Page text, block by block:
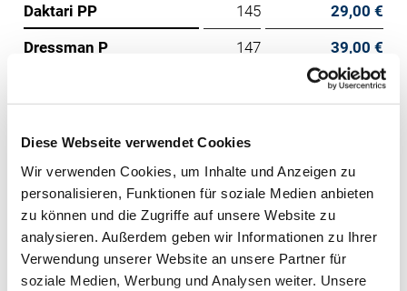
Diese Webseite verwendet Cookies
Wir verwenden Cookies, um Inhalte und Anzeigen zu
personalisieren, Funktionen für soziale Medien anbieten
zu können und die Zugriffe auf unsere Website zu
analysieren. Außerdem geben wir Informationen zu Ihrer
Verwendung unserer Website an unsere Partner für
soziale Medien, Werbung und Analysen weiter. Unsere
Daktari PP
145
29,00 €
Dressman P
147
39,00 €
150,00 €
Gigolo
126
22,00 €
Global
128
19,00 €
Globus
144
25,00 €